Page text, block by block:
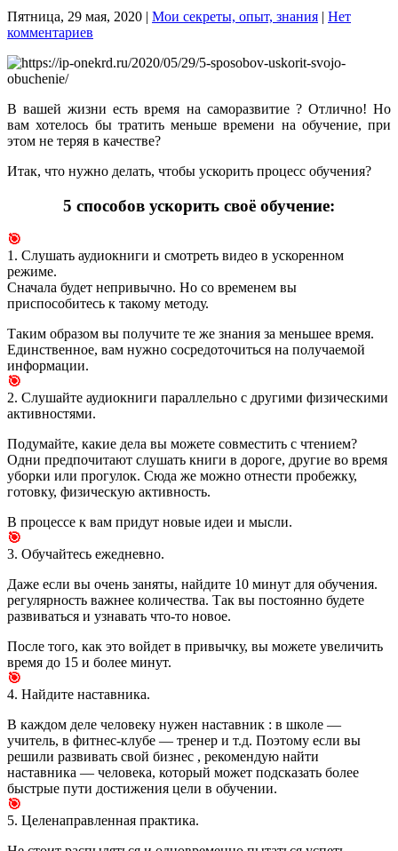
Пятница, 29 мая, 2020 | Мои секреты, опыт, знания | Нет
комментариев
В вашей жизни есть время на саморазвитие ? Отлично! Но
вам хотелось бы тратить меньше времени на обучение, при
этом не теряя в качестве?
Итак, что нужно делать, чтобы ускорить процесс обучения?
5 способов ускорить своё обучение:
🎯
1. Слушать аудиокниги и смотреть видео в ускоренном
режиме.
Сначала будет непривычно. Но со временем вы
приспособитесь к такому методу.
Таким образом вы получите те же знания за меньшее время.
Единственное, вам нужно сосредоточиться на получаемой
информации.
🎯
2. Слушайте аудиокниги параллельно с другими физическими
активностями.
Подумайте, какие дела вы можете совместить с чтением?
Одни предпочитают слушать книги в дороге, другие во время
уборки или прогулок. Сюда же можно отнести пробежку,
готовку, физическую активность.
В процессе к вам придут новые идеи и мысли.
🎯
3. Обучайтесь ежедневно.
Даже если вы очень заняты, найдите 10 минут для обучения.
регулярность важнее количества. Так вы постоянно будете
развиваться и узнавать что-то новое.
После того, как это войдет в привычку, вы можете увеличить
время до 15 и более минут.
🎯
4. Найдите наставника.
В каждом деле человеку нужен наставник : в школе —
учитель, в фитнес-клубе — тренер и т.д. Поэтому если вы
решили развивать свой бизнес , рекомендую найти
наставника — человека, который может подсказать более
быстрые пути достижения цели в обучении.
🎯
5. Целенаправленная практика.